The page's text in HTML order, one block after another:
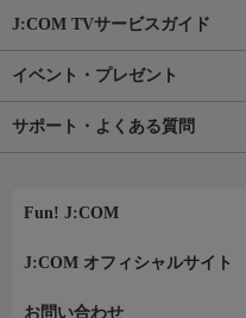
J:COM TVサービスガイド
イベント・プレゼント
サポート・よくある質問
Fun! J:COM
J:COM オフィシャルサイト
お問い合わせ